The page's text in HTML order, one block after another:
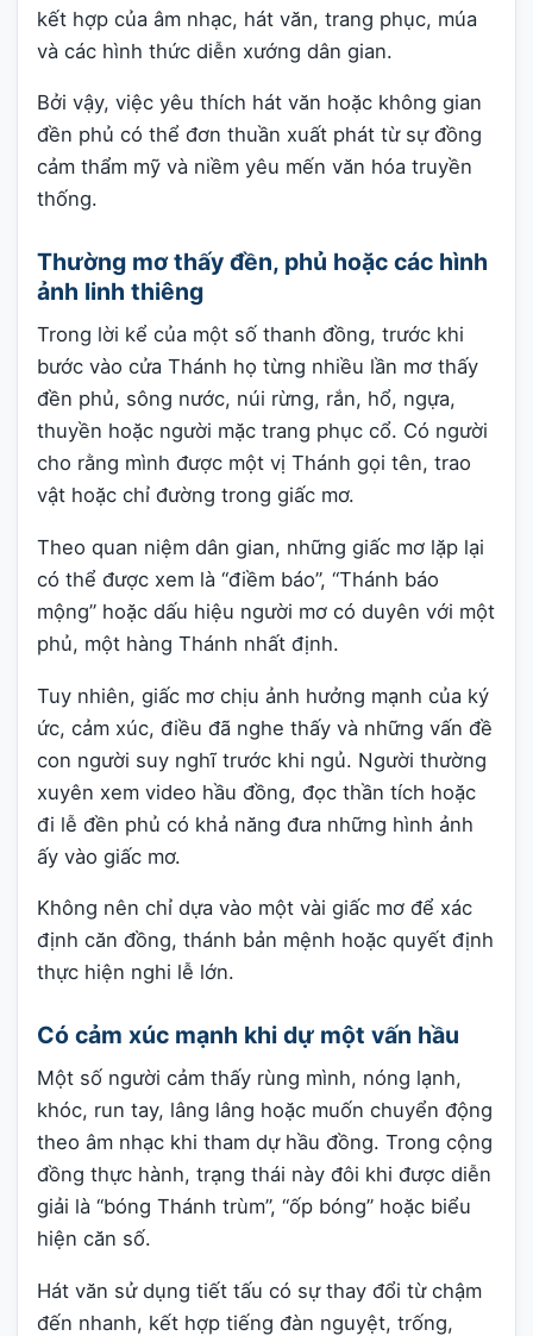
kết hợp của âm nhạc, hát văn, trang phục, múa
và các hình thức diễn xướng dân gian.
Bởi vậy, việc yêu thích hát văn hoặc không gian
đền phủ có thể đơn thuần xuất phát từ sự đồng
cảm thẩm mỹ và niềm yêu mến văn hóa truyền
thống.
Thường mơ thấy đền, phủ hoặc các hình
ảnh linh thiêng
Trong lời kể của một số thanh đồng, trước khi
bước vào cửa Thánh họ từng nhiều lần mơ thấy
đền phủ, sông nước, núi rừng, rắn, hổ, ngựa,
thuyền hoặc người mặc trang phục cổ. Có người
cho rằng mình được một vị Thánh gọi tên, trao
vật hoặc chỉ đường trong giấc mơ.
Theo quan niệm dân gian, những giấc mơ lặp lại
có thể được xem là “điềm báo”, “Thánh báo
mộng” hoặc dấu hiệu người mơ có duyên với một
phủ, một hàng Thánh nhất định.
Tuy nhiên, giấc mơ chịu ảnh hưởng mạnh của ký
ức, cảm xúc, điều đã nghe thấy và những vấn đề
con người suy nghĩ trước khi ngủ. Người thường
xuyên xem video hầu đồng, đọc thần tích hoặc
đi lễ đền phủ có khả năng đưa những hình ảnh
ấy vào giấc mơ.
Không nên chỉ dựa vào một vài giấc mơ để xác
định căn đồng, thánh bản mệnh hoặc quyết định
thực hiện nghi lễ lớn.
Có cảm xúc mạnh khi dự một vấn hầu
Một số người cảm thấy rùng mình, nóng lạnh,
khóc, run tay, lâng lâng hoặc muốn chuyển động
theo âm nhạc khi tham dự hầu đồng. Trong cộng
đồng thực hành, trạng thái này đôi khi được diễn
giải là “bóng Thánh trùm”, “ốp bóng” hoặc biểu
hiện căn số.
Hát văn sử dụng tiết tấu có sự thay đổi từ chậm
đến nhanh, kết hợp tiếng đàn nguyệt, trống,